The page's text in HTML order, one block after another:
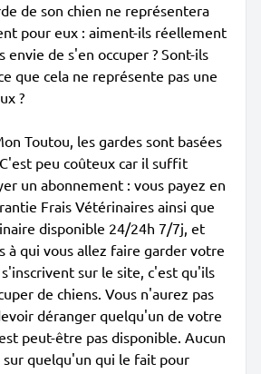
de son chien ne représentera
pour eux : aiment-ils réellement
envie de s'en occuper ? Sont-ils
que cela ne représente pas une
?
Toutou, les gardes sont basées
peu coûteux car il suffit
un abonnement : vous payez en
Frais Vétérinaires ainsi que
disponible 24/24h 7/7j, et
à qui vous allez faire garder votre
sur le site, c'est qu'ils
de chiens. Vous n'aurez pas
déranger quelqu'un de votre
peut-être pas disponible. Aucun
quelqu'un qui le fait pour